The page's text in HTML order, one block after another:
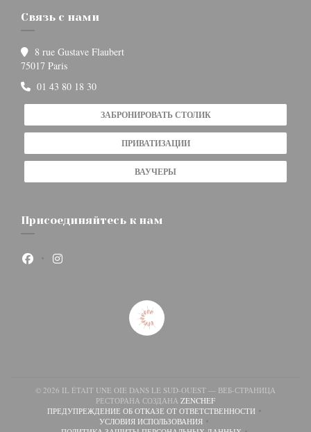
Связь с нами
8 rue Gustave Flaubert
75017 Paris((открывается в новом окне))
01 43 80 18 30
ЗАБРОНИРОВАТЬ СТОЛИК
ПРИВАТИЗАЦИИ
ВАУЧЕРЫ
Присоединяйтесь к нам
Facebook ((открывается в новом окне))
Instagram ((открывается в новом окне))
© 2026 IL ÉTAIT UNE OIE DANS LE SUD-OUEST — ВЕБ-СТРАНИЦА
РЕСТОРАНА СОЗДАНА ZENCHEF((ОТКРЫВАЕТСЯ В
ПРЕДУПРЕЖДЕНИЕ ОБ ОТКАЗЕ ОТ ОТВЕТСТВЕННОСТИ
((ОТКРЫВАЕТСЯ В НОВОМ ОКНЕ))
УСЛОВИЯ ИСПОЛЬЗОВАНИЯ((ОТКРЫВАЕТСЯ В НОВОМ ОКНЕ))